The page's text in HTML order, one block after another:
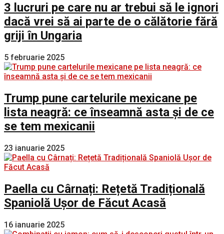
3 lucruri pe care nu ar trebui să le ignori
dacă vrei să ai parte de o călătorie fără
griji în Ungaria
5 februarie 2025
Trump pune cartelurile mexicane pe
lista neagră: ce înseamnă asta și de ce
se tem mexicanii
23 ianuarie 2025
Paella cu Cârnați: Rețetă Tradițională
Spaniolă Ușor de Făcut Acasă
16 ianuarie 2025